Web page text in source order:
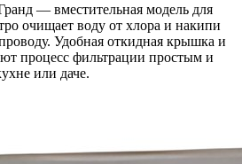
— вместительная модель для
очищает воду от хлора и накипи
Удобная откидная крышка и
процесс фильтрации простым и
или даче.